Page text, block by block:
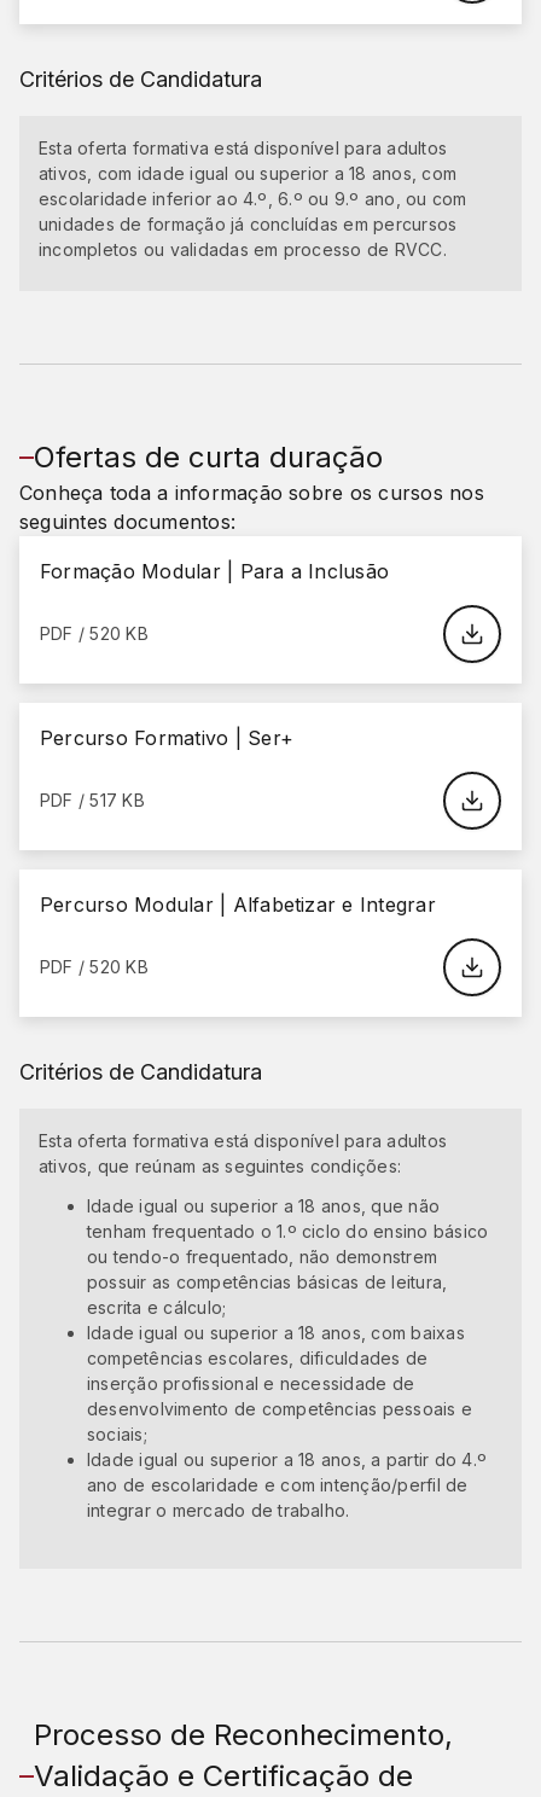
Critérios de Candidatura
Esta oferta formativa está disponível para adultos
ativos, com idade igual ou superior a 18 anos, com
escolaridade inferior ao 4.º, 6.º ou 9.º ano, ou com
unidades de formação já concluídas em percursos
incompletos ou validadas em processo de RVCC.
Ofertas de curta duração
Conheça toda a informação sobre os cursos nos
seguintes documentos:
Formação Modular | Para a Inclusão
PDF / 520 KB
Percurso Formativo | Ser+
PDF / 517 KB
Percurso Modular | Alfabetizar e Integrar
PDF / 520 KB
Critérios de Candidatura
Esta oferta formativa está disponível para adultos
ativos, que reúnam as seguintes condições:
Idade igual ou superior a 18 anos, que não
tenham frequentado o 1.º ciclo do ensino básico
ou tendo-o frequentado, não demonstrem
possuir as competências básicas de leitura,
escrita e cálculo;
Idade igual ou superior a 18 anos, com baixas
competências escolares, dificuldades de
inserção profissional e necessidade de
desenvolvimento de competências pessoais e
sociais;
Idade igual ou superior a 18 anos, a partir do 4.º
ano de escolaridade e com intenção/perfil de
integrar o mercado de trabalho.
Processo de Reconhecimento,
Validação e Certificação de